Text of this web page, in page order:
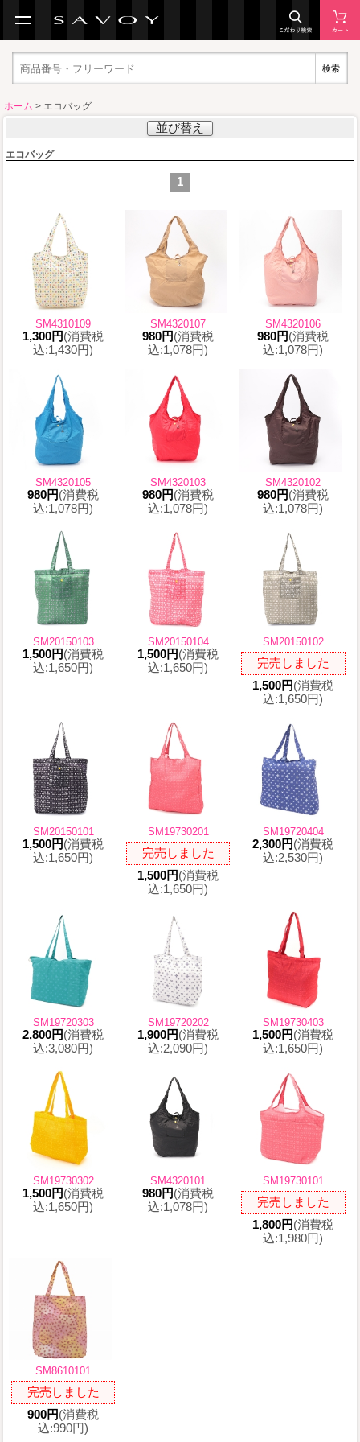
検索
ホーム > エコバッグ
並び替え
エコバッグ
1
SM4310109
1,300円(消費税
込:1,430円)
SM4320107
980円(消費税
込:1,078円)
SM4320106
980円(消費税
込:1,078円)
SM4320105
980円(消費税
込:1,078円)
SM4320103
980円(消費税
込:1,078円)
SM4320102
980円(消費税
込:1,078円)
SM20150103
1,500円(消費税
込:1,650円)
SM20150104
1,500円(消費税
込:1,650円)
SM20150102
完売しました
1,500円(消費税
込:1,650円)
SM20150101
1,500円(消費税
込:1,650円)
SM19730201
完売しました
1,500円(消費税
込:1,650円)
SM19720404
2,300円(消費税
込:2,530円)
SM19720303
2,800円(消費税
込:3,080円)
SM19720202
1,900円(消費税
込:2,090円)
SM19730403
1,500円(消費税
込:1,650円)
SM19730302
1,500円(消費税
込:1,650円)
SM4320101
980円(消費税
込:1,078円)
SM19730101
完売しました
1,800円(消費税
込:1,980円)
SM8610101
完売しました
900円(消費税
込:990円)